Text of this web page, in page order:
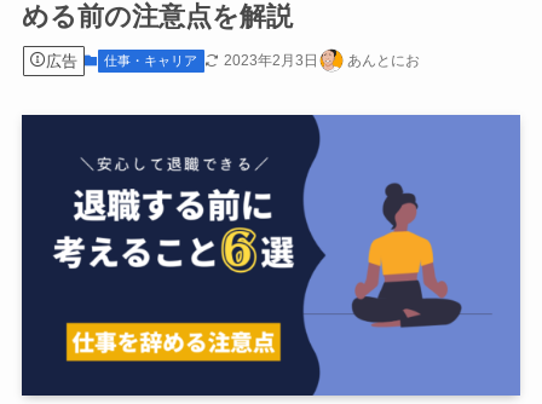
める前の注意点を解説
広告 仕事・キャリア 2023年2月3日 あんとにお